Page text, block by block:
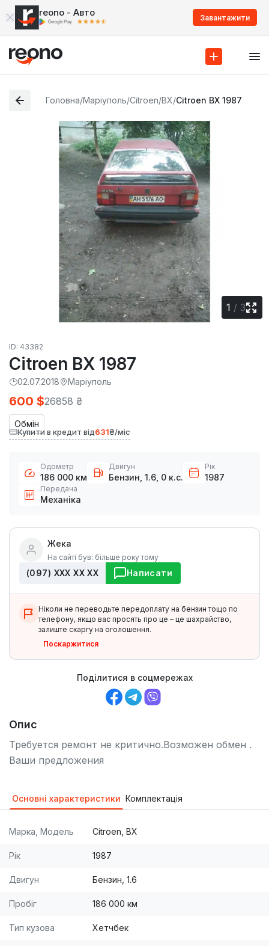
reono - Авто Завантажити
Головна/Маріуполь/Citroen/BX/Citroen BX 1987
1 / 3
ID: 43382
Citroen BX 1987
02.07.2018 Маріуполь
Обмін
600 $26858 ₴
Купити в кредит від631₴/міс
Одометр
186 000 км
Двигун
Бензин, 1.6, 0 к.с.
Рік
1987
Передача
Механіка
Жека
На сайті був: більше року тому
(097) ХХХ ХХ ХХ Написати
Ніколи не переводьте передоплату на бензин тощо по
телефону, якщо вас просять про це – це шахрайство,
залиште скаргу на оголошення.
Поскаржитися
Поділитися в соцмережах
Опис
Требуется ремонт не критично.Возможен обмен .
Ваши предложения
Основні характеристики Комплектація
Марка, Модель Citroen, BX
Рік 1987
Двигун Бензин, 1.6
Пробіг 186 000 км
Тип кузова Хетчбек